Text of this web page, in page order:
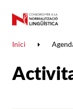
Inici